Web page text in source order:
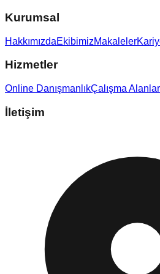
Kurumsal
HakkımızdaEkibimizMakaleler
Hizmetler
Online DanışmanlıkÇalışma
İletişim